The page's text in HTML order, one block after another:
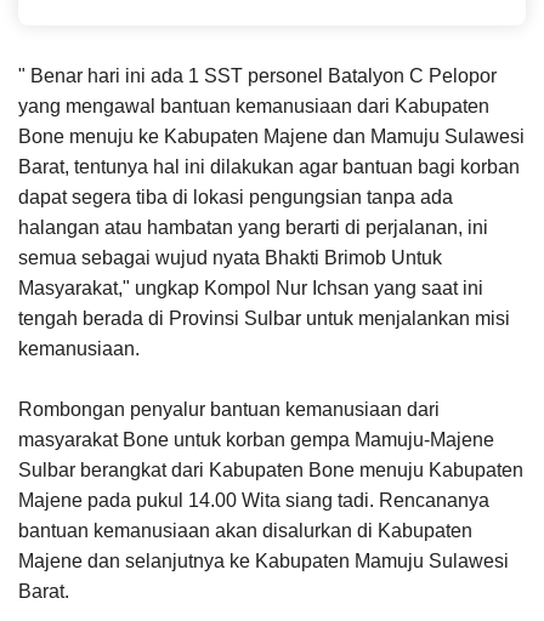
" Benar hari ini ada 1 SST personel Batalyon C Pelopor
yang mengawal bantuan kemanusiaan dari Kabupaten
Bone menuju ke Kabupaten Majene dan Mamuju Sulawesi
Barat, tentunya hal ini dilakukan agar bantuan bagi korban
dapat segera tiba di lokasi pengungsian tanpa ada
halangan atau hambatan yang berarti di perjalanan, ini
semua sebagai wujud nyata Bhakti Brimob Untuk
Masyarakat," ungkap Kompol Nur Ichsan yang saat ini
tengah berada di Provinsi Sulbar untuk menjalankan misi
kemanusiaan.
Rombongan penyalur bantuan kemanusiaan dari
masyarakat Bone untuk korban gempa Mamuju-Majene
Sulbar berangkat dari Kabupaten Bone menuju Kabupaten
Majene pada pukul 14.00 Wita siang tadi. Rencananya
bantuan kemanusiaan akan disalurkan di Kabupaten
Majene dan selanjutnya ke Kabupaten Mamuju Sulawesi
Barat.